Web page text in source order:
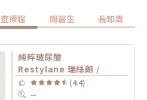
查療程 問醫生 長知識
純粹玻尿酸
Restylane 瑞絲朗 /
(4.4)
--